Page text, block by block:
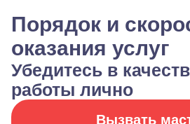
Порядок и
оказания услуг
Убедитесь в
работы лично
Вызвать